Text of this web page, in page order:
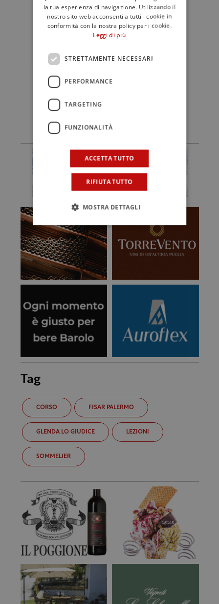
da tutta Italia e per una passione e
dedizione che il consiglio di Palermo
dedica a questa piccola, ma entusiasta
corso e la disponibilità contattare il
fisapalermo.it. I posti sono limitati
Tag
CORSO FISAR PALERMO
GLENDA LO GIUDICE LEZIONI
SOMMELIER
la tua esperienza di navigazione. Utilizzando il
nostro sito web acconsenti a tutti i cookie in
conformità con la nostra policy per i cookie.
Leggi di più
STRETTAMENTE NECESSARI
PERFORMANCE
TARGETING
FUNZIONALITÀ
ACCETTA TUTTO
RIFIUTA TUTTO
MOSTRA DETTAGLI